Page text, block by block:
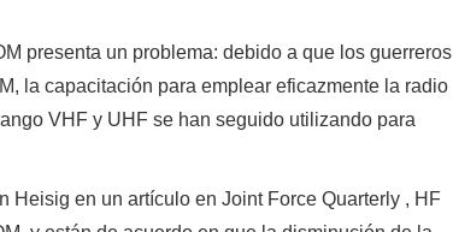
presenta un problema: debido a que los guerreros
la capacitación para emplear eficazmente la radio
VHF y UHF se han seguido utilizando para
Heisig en un artículo en Joint Force Quarterly , HF